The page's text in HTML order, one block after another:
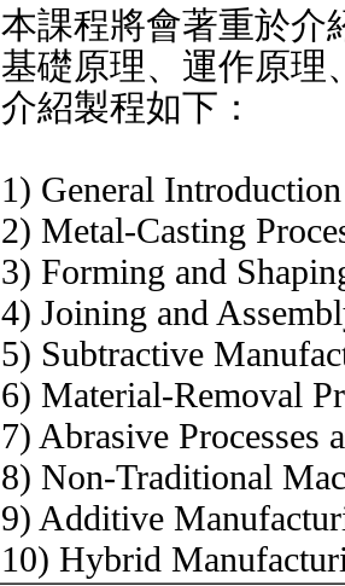
本課程將會著重於介
基礎原理、運作原理
介紹製程如下：
1) General Introduction
2) Metal-Casting
3) Forming and
4) Joining and
5) Subtractive
6) Material-Removal
7) Abrasive Processes
8) Non-Traditional
9) Additive
10) Hybrid